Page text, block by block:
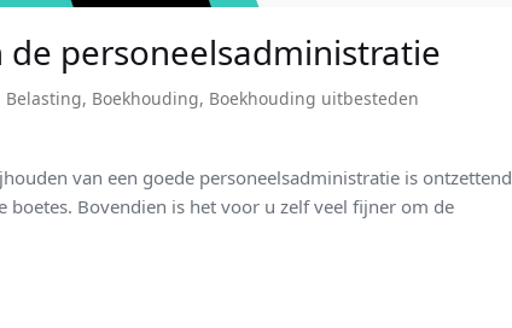
personeelsadministratie
Belasting, Boekhouding, Boekhouding uitbesteden
van een goede personeelsadministratie is ontzettend
Bovendien is het voor u zelf veel fijner om de